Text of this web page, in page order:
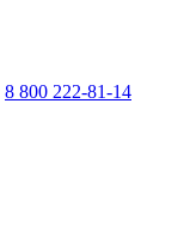
8 800 222-81-14